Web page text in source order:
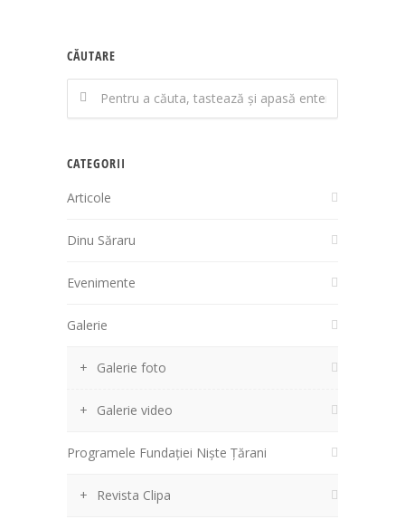
CĂUTARE
CATEGORII
Articole
Dinu Săraru
Evenimente
Galerie
Galerie foto
Galerie video
Programele Fundației Niște Țărani
Revista Clipa